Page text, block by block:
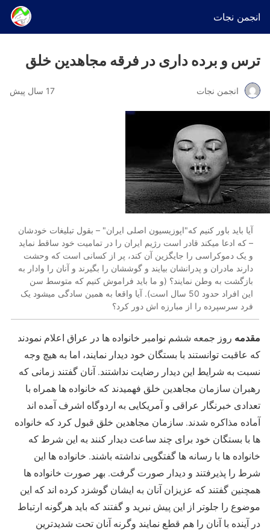
انجمن نجات
ترس و برده داری در فرقه مجاهدین خلق
انجمن نجات 17 سال پیش
آیا باید باور کنیم که"اپوزیسیون اصلی ایران" – بقول تبلیغات خودشان
– که ادعا میکند قادر است رژیم ایران را در تمامیت خود ساقط نماید
و یک دموکراسی را جایگزین آن کند، پر از کسانی است که وحشت
دارند مادران و پدرانشان بیایند و گوششان را بگیرند و آنان را وادار به
بازگشت به وطن نمایند؟ (و ما باید فراموش کنیم که متوسط سن
این افراد حدود 50 سال است). آیا واقعا به همین سادگی میشود یک
فرد سرسپرده را از مبارزه اش دور کرد؟
مقدمه روز جمعه ششم نوامبر خانواده ها در عراق اعلام نمودند
که عاقبت توانستند با بستگان خود دیدار نمایند، اما به هیچ وجه
نسبت به شرایط این دیدار رضایت نداشتند. آنان گفتند زمانی که
رهبران سازمان مجاهدین خلق فهمیدند که خانواده ها همراه با
تعدادی خبرنگار عراقی و آمریکایی به اردوگاه اشرف آمده اند
آماده مذاکره شدند. سازمان مجاهدین خلق قبول کرد که خانواده
ها با بستگان خود برای چند ساعت دیدار کنند به این شرط که
خانواده ها با رسانه ها گفتگویی نداشته باشند. خانواده ها این
شرط را پذیرفتند و دیدار صورت گرفت. بهر صورت خانواده ها
همچنین گفتند که عزیزان آنان به ایشان گوشزد کرده اند که این
موضوع را جلوتر از این پیش نبرید و گفتند که باید هرگونه ارتباط
در آینده با آنان را هم قطع نمایند وگرنه آنان تحت شدیدترین